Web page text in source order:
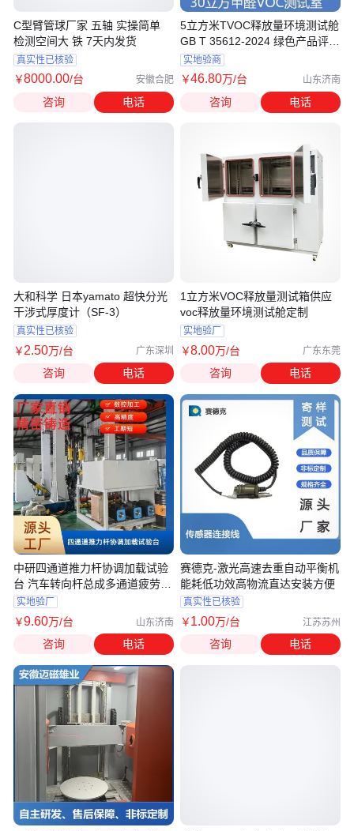
C型臂管球厂家 五轴 实操简单
检测空间大 铁 7天内发货
真实性已核验
￥8000.00/台 安徽合肥
咨询 电话
大和科学 日本yamato 超快分光
干涉式厚度计（SF-3）
真实性已核验
￥2.50万/台 广东深圳
咨询 电话
中研四通道推力杆协调加载试验
台 汽车转向杆总成多通道疲劳试
验机
实地验厂
￥9.60万/台 山东济南
咨询 电话
5立方米TVOC释放量环境测试舱
GB T 35612-2024 绿色产品评价
木塑制品
实地验商
￥46.80万/台 山东济南
咨询 电话
1立方米VOC释放量测试箱供应
voc释放量环境测试舱定制
实地验厂
￥8.00万/台 广东东莞
咨询 电话
赛德克-激光高速去重自动平衡机
能耗低功效高物流直达安装方便
真实性已核验
￥1.00万/台 江苏苏州
咨询 电话